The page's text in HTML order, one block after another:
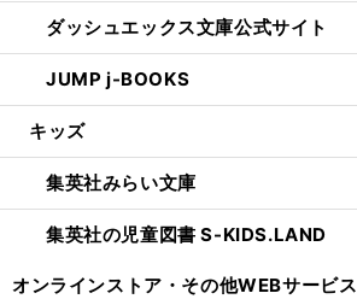
ダッシュエックス文庫公式サイト
JUMP j-BOOKS
キッズ
集英社みらい文庫
集英社の児童図書 S-KIDS.LAND
オンラインストア・ その他WEBサービス